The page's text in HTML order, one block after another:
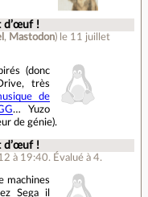
d’œuf !
, Mastodon) le 11 juillet
(donc
très
de
… Yuzo
de génie).
d’œuf !
à 19:40. Évalué à 4.
machines
Sega il